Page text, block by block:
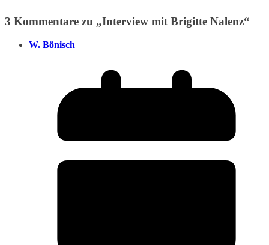
3 Kommentare zu „Interview mit Brigitte Nalenz“
W. Bönisch